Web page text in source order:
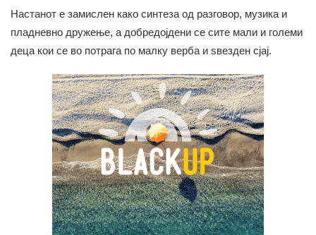
Настанот е замислен како синтеза од разговор, музика и
пладневно дружење, а добредојдени се сите мали и големи
деца кои се во потрага по малку верба и ѕвезден сјај.